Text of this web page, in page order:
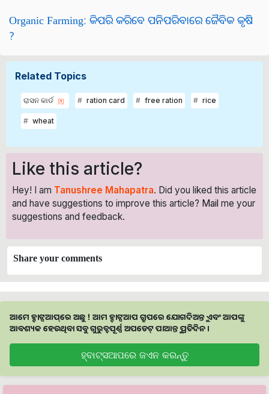
Organic Farming: କିପରି କରିବେ ପନିପରିବାରେ ଜୈବିକ କୃଷି
?
Related Topics
ରାସନ କାର୍ଡ ration card free ration rice
wheat
Like this article?
Hey! I am Tanushree Mahapatra. Did you liked this article
and have suggestions to improve this article? Mail me your
suggestions and feedback.
Share your comments
ଆମେ ହ୍ବାଟ୍ସଆପ୍‌ରେ ଅଛୁ ! ଆମ ହ୍ବାଟ୍ସଆପ ଗ୍ରୁପରେ ଯୋଗଦିଅନ୍ତୁ ଏବଂ ଆପଙ୍କୁ
ଆବଶ୍ୟକ ହେଉଥିବା ସବୁ ଗୁରୁତ୍ବପୂର୍ଣ୍ଣ ଅପଡେଟ୍‌ ପାଆନ୍ତୁ ପ୍ରତିଦିନ ।
ହ୍ବାଟ୍ସଆପରେ ଜଏନ କରନ୍ତୁ